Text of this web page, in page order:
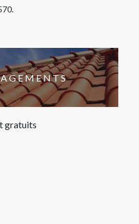
gratuits